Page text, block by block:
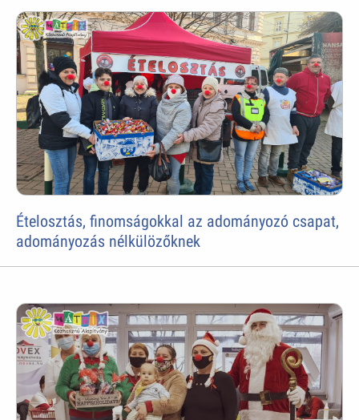
Ételosztás, finomságokkal az adományozó csapat,
adományozás nélkülözőknek